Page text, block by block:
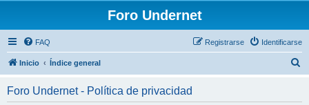
Foro Undernet
FAQ Identificarse
Registrarse
Inicio Índice general
Foro Undernet - Política de privacidad